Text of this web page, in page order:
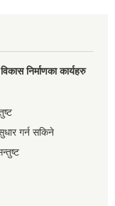
निर्माणका कार्यहरु
गर्न सकिने